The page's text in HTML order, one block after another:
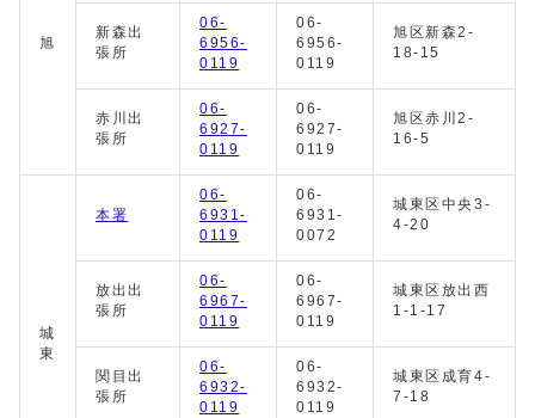
旭
新森出
張所
06-
6956-
0119
06-
6956-
0119
旭区新森2-
18-15
赤川出
張所
06-
6927-
0119
06-
6927-
0119
旭区赤川2-
16-5
城
東
本署
06-
6931-
0119
06-
6931-
0072
城東区中央3-
4-20
放出出
張所
06-
6967-
0119
06-
6967-
0119
城東区放出西
1-1-17
関目出
張所
06-
6932-
0119
06-
6932-
0119
城東区成育4-
7-18